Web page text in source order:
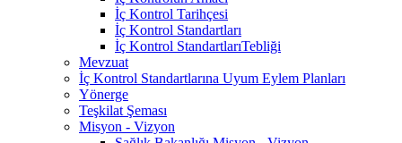
İç Kontrol Tarihçesi
İç Kontrol Standartları
İç Kontrol StandartlarıTebliği
Mevzuat
İç Kontrol Standartlarına Uyum Eylem Planları
Yönerge
Teşkilat Şeması
Misyon - Vizyon